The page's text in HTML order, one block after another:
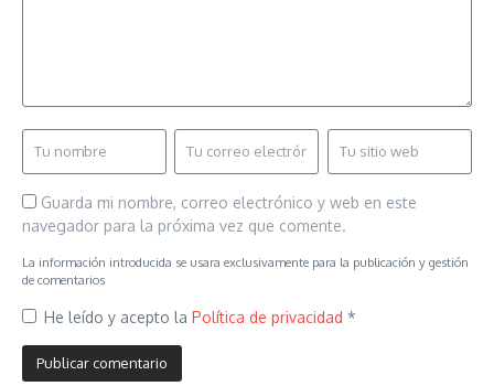
Guarda mi nombre, correo electrónico y web en este
navegador para la próxima vez que comente.
La información introducida se usara exclusivamente para la publicación y gestión
de comentarios
He leído y acepto la Política de privacidad *